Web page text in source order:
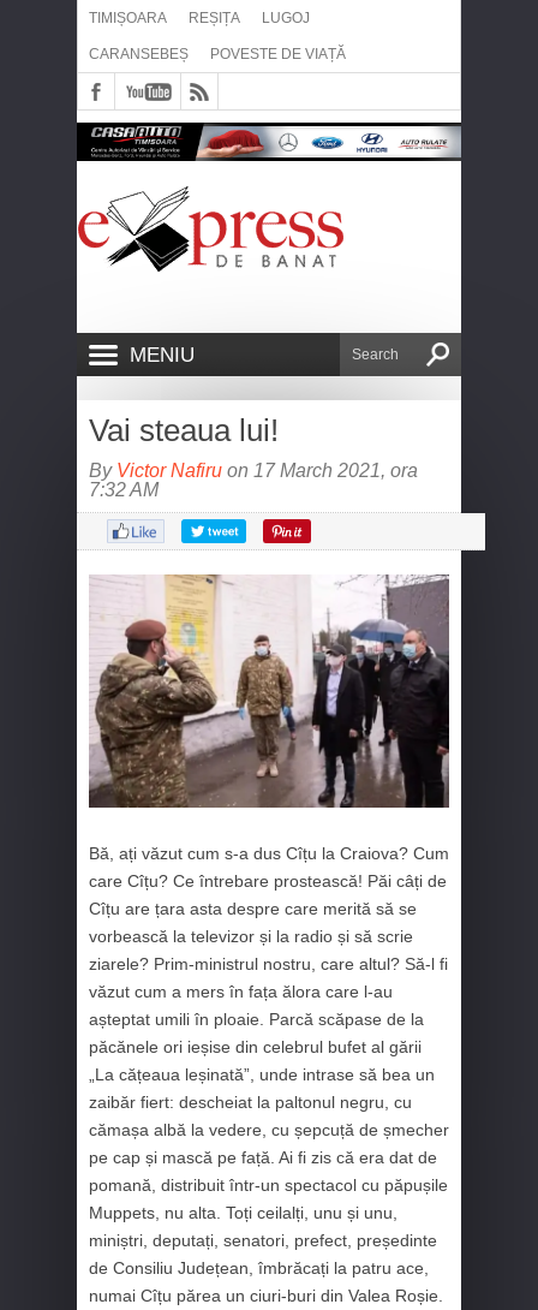
TIMIȘOARA REȘIȚA LUGOJ
CARANSEBEȘ POVESTE DE VIAȚĂ
MENIU
Vai steaua lui!
By Victor Nafiru on 17 March 2021, ora
7:32 AM
Bă, ați văzut cum s-a dus Cîțu la Craiova? Cum
care Cîțu? Ce întrebare prostească! Păi câți de
Cîțu are țara asta despre care merită să se
vorbească la televizor și la radio și să scrie
ziarele? Prim-ministrul nostru, care altul? Să-l fi
văzut cum a mers în fața ălora care l-au
așteptat umili în ploaie. Parcă scăpase de la
păcănele ori ieșise din celebrul bufet al gării
„La cățeaua leșinată”, unde intrase să bea un
zaibăr fiert: descheiat la paltonul negru, cu
cămașa albă la vedere, cu șepcuță de șmecher
pe cap și mască pe față. Ai fi zis că era dat de
pomană, distribuit într-un spectacol cu păpușile
Muppets, nu alta. Toți ceilalți, unu și unu,
miniștri, deputați, senatori, prefect, președinte
de Consiliu Județean, îmbrăcați la patru ace,
numai Cîțu părea un ciuri-buri din Valea Roșie.